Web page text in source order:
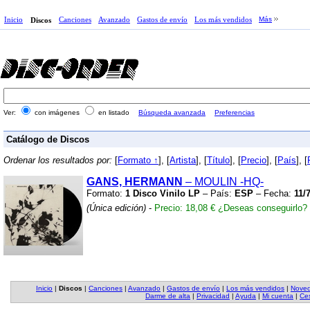
Inicio Discos Canciones Avanzado Gastos de envío Los más vendidos Más
Ver: con imágenes en listado Búsqueda avanzada Preferencias
Catálogo de Discos
Ordenar los resultados por: [Formato ↑], [Artista], [Título], [Precio], [País], [
GANS, HERMANN – MOULIN -HQ-
Formato: 1 Disco Vinilo LP – País: ESP – Fecha: 11/
(Única edición) - Precio: 18,08 € ¿Deseas conseguirlo?
Inicio | Discos | Canciones | Avanzado | Gastos de envío | Los más vendidos |
Darme de alta | Privacidad | Ayuda | Mi cuenta |